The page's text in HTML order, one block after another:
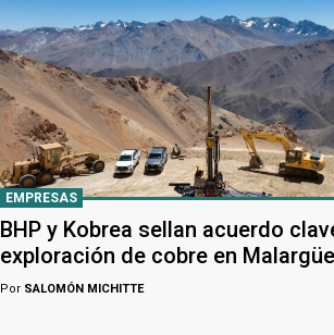
EMPRESAS
BHP y Kobrea sellan acuerdo
exploración de cobre en
Por SALOMÓN MICHITTE